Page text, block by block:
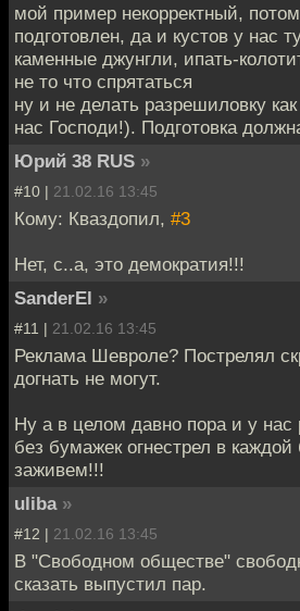
мой пример некорректный,
подготовлен, да и кустов у нас
каменные джунгли, ипать-
не то что спрятаться
ну и не делать разрешиловку
нас Господи!). Подготовка
Юрий 38 RUS »
#10 | 21.02.16 13:45
Кому: Кваздопил, #3
Нет, с..а, это демократия!!!
SanderEl »
#11 | 21.02.16 13:45
Реклама Шевроле? Пострелял
догнать не могут.
Ну а в целом давно пора и у нас
без бумажек огнестрел в
заживем!!!
uliba »
#12 | 21.02.16 13:45
В "Свободном обществе"
сказать выпустил пар.